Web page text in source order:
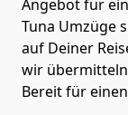
Angebot für
Tuna Umzüge
auf Deiner
wir
Bereit für